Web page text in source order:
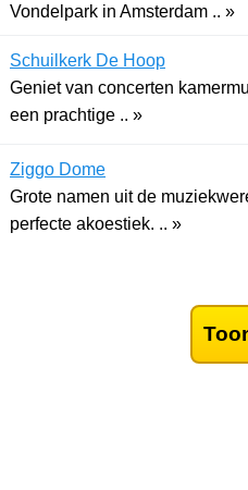
Vondelpark in Amsterdam .. »
Schuilkerk De Hoop
Geniet van concerten
een prachtige .. »
Ziggo Dome
Grote namen uit de
perfecte akoestiek. .. »